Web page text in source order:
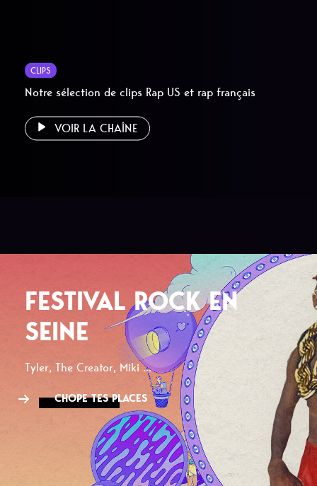
CLIPS
Notre sélection de clips Rap US et rap français
VOIR LA CHAÎNE
FESTIVAL ROCK EN
SEINE
Tyler, The Creator, Miki ...
CHOPE TES PLACES